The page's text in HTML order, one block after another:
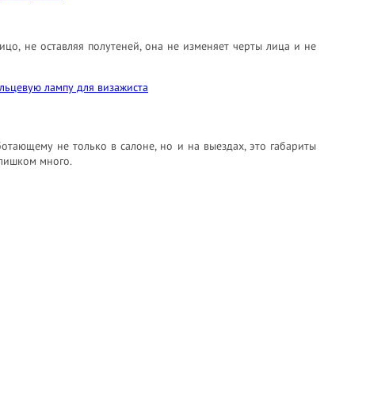
не оставляя полутеней, она не изменяет черты лица и не
не только в салоне, но и на выездах, это габариты
много.